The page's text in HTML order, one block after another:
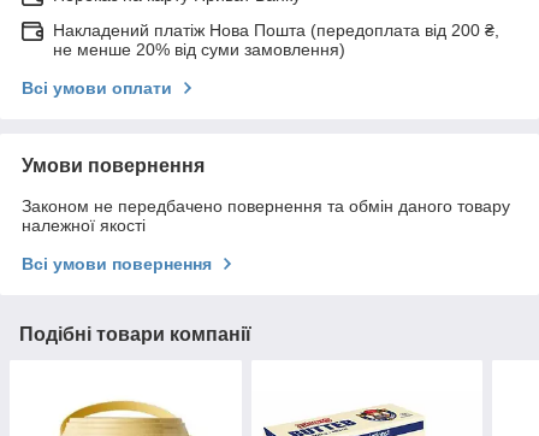
Накладений платіж Нова Пошта (передоплата від 200 ₴,
не менше 20% від суми замовлення)
Всі умови оплати
Умови повернення
Законом не передбачено повернення та обмін даного товару
належної якості
Всі умови повернення
Подібні товари компанії